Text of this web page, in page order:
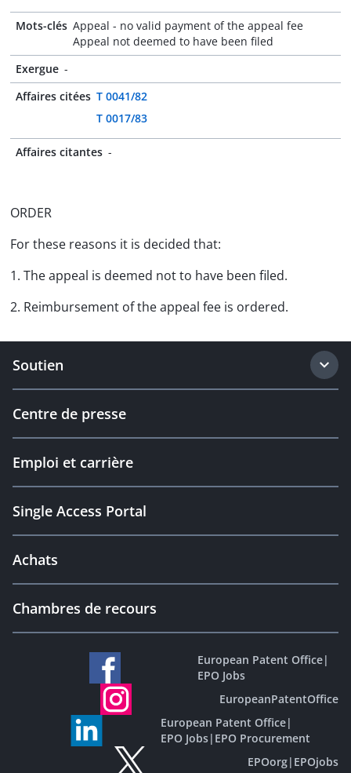
Mots-clés Appeal - no valid payment of the appeal fee
Appeal not deemed to have been filed
Exergue -
Affaires citées T 0041/82
T 0017/83
Affaires citantes -
ORDER
For these reasons it is decided that:
1. The appeal is deemed not to have been filed.
2. Reimbursement of the appeal fee is ordered.
Soutien
Centre de presse
Emploi et carrière
Single Access Portal
Achats
Chambres de recours
European Patent Office|
EPO Jobs
EuropeanPatentOffice
European Patent Office|
EPO Jobs| EPO Procurement
EPOorg| EPOjobs